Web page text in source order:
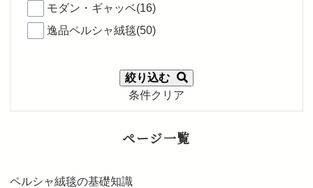
モダン・ギャッベ(16)
逸品ペルシャ絨毯(50)
絞り込む
条件クリア
ページ一覧
ペルシャ絨毯の基礎知識